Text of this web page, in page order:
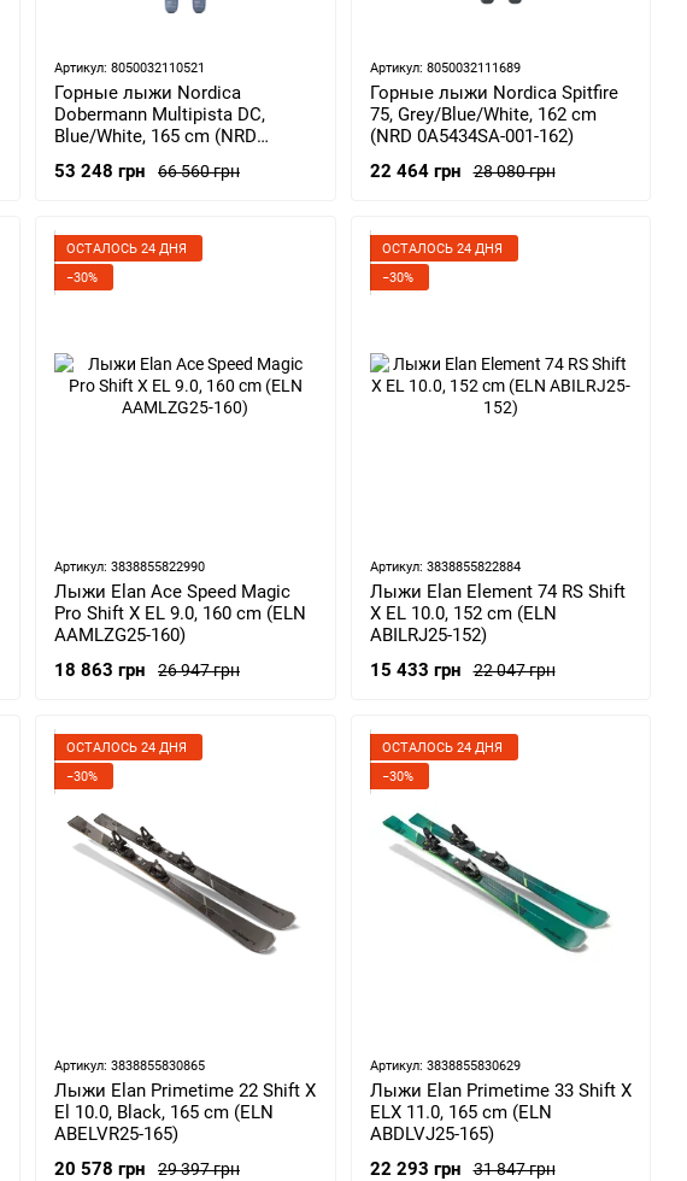
Артикул: 8050032110521
Горные лыжи Nordica
Dobermann Multipista DC,
Blue/White, 165 cm (NRD
66 560 грн
53 248 грн
Артикул: 8050032111689
Горные лыжи Nordica Spitfire
75, Grey/Blue/White, 162 cm
(NRD 0A5434SA-001-162)
28 080 грн
22 464 грн
ОСТАЛОСЬ 24 ДНЯ
−30%
Артикул: 3838855822990
Лыжи Elan Ace Speed Magic
Pro Shift X EL 9.0, 160 cm (ELN
AAMLZG25-160)
26 947 грн
18 863 грн
ОСТАЛОСЬ 24 ДНЯ
−30%
Артикул: 3838855822884
Лыжи Elan Element 74 RS Shift
X EL 10.0, 152 cm (ELN
ABILRJ25-152)
22 047 грн
15 433 грн
ОСТАЛОСЬ 24 ДНЯ
−30%
Артикул: 3838855830865
Лыжи Elan Primetime 22 Shift X
El 10.0, Black, 165 cm (ELN
ABELVR25-165)
29 397 грн
20 578 грн
ОСТАЛОСЬ 24 ДНЯ
−30%
Артикул: 3838855830629
Лыжи Elan Primetime 33 Shift X
ELX 11.0, 165 cm (ELN
ABDLVJ25-165)
31 847 грн
22 293 грн